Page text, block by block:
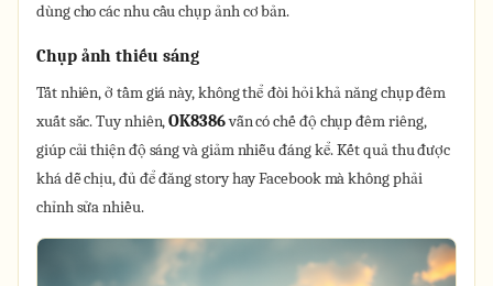
dùng cho các nhu cầu chụp ảnh cơ bản.
Chụp ảnh thiếu sáng
Tất nhiên, ở tầm giá này, không thể đòi hỏi khả năng chụp đêm
xuất sắc. Tuy nhiên,OK8386vẫn có chế độ chụp đêm riêng,
giúp cải thiện độ sáng và giảm nhiễu đáng kể. Kết quả thu được
khá dễ chịu, đủ để đăng story hay Facebook mà không phải
chỉnh sửa nhiều.